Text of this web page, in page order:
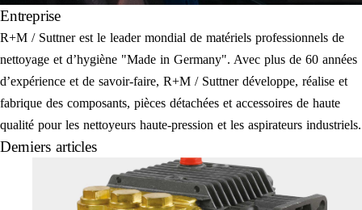
Entreprise
R+M / Suttner est le leader mondial de matériels professionnels de
nettoyage et d’hygiène "Made in Germany". Avec plus de 60 années
d’expérience et de savoir-faire, R+M / Suttner développe, réalise et
fabrique des composants, pièces détachées et accessoires de haute
qualité pour les nettoyeurs haute-pression et les aspirateurs industriels.
Derniers articles